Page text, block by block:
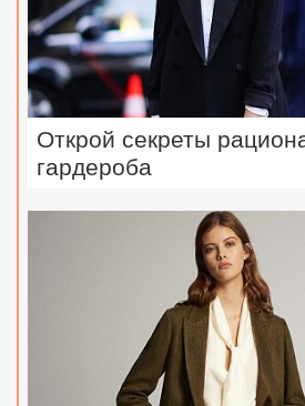
Открой секреты
гардероба